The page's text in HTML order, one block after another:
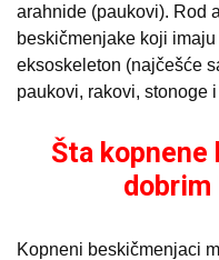
arahnide (paukovi). Rod
beskičmenjake koji
eksoskeleton (najčešće
paukovi, rakovi, stonoge
Šta
dobrim
Kopneni beskičmenjaci